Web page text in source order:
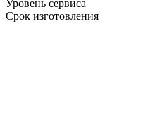
Уровень сервиса
Срок изготовления